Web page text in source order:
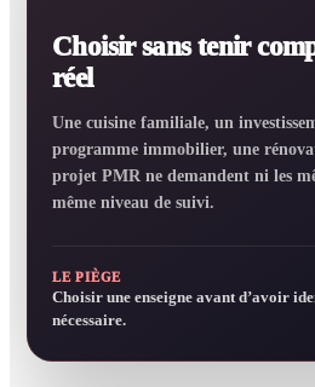
Choisir sans tenir
réel
Une cuisine familiale, un
programme immobilier, une
projet PMR ne demandent ni les
même niveau de suivi.
LE PIÈGE
Choisir une enseigne avant d’avoir
nécessaire.